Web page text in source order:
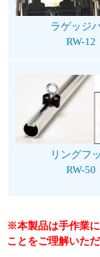
ラゲッジ
RW-12
リングフ
RW-50
※本製品は手作業
ことをご理解いた